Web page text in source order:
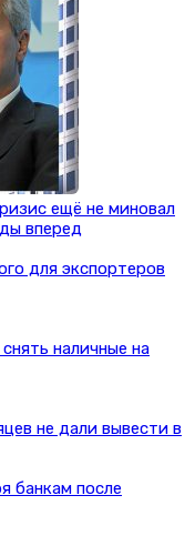
ещё не миновал
вперед
для экспортеров
наличные на
не дали вывести в
банкам после